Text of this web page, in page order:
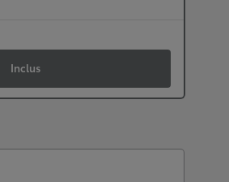
Inclus